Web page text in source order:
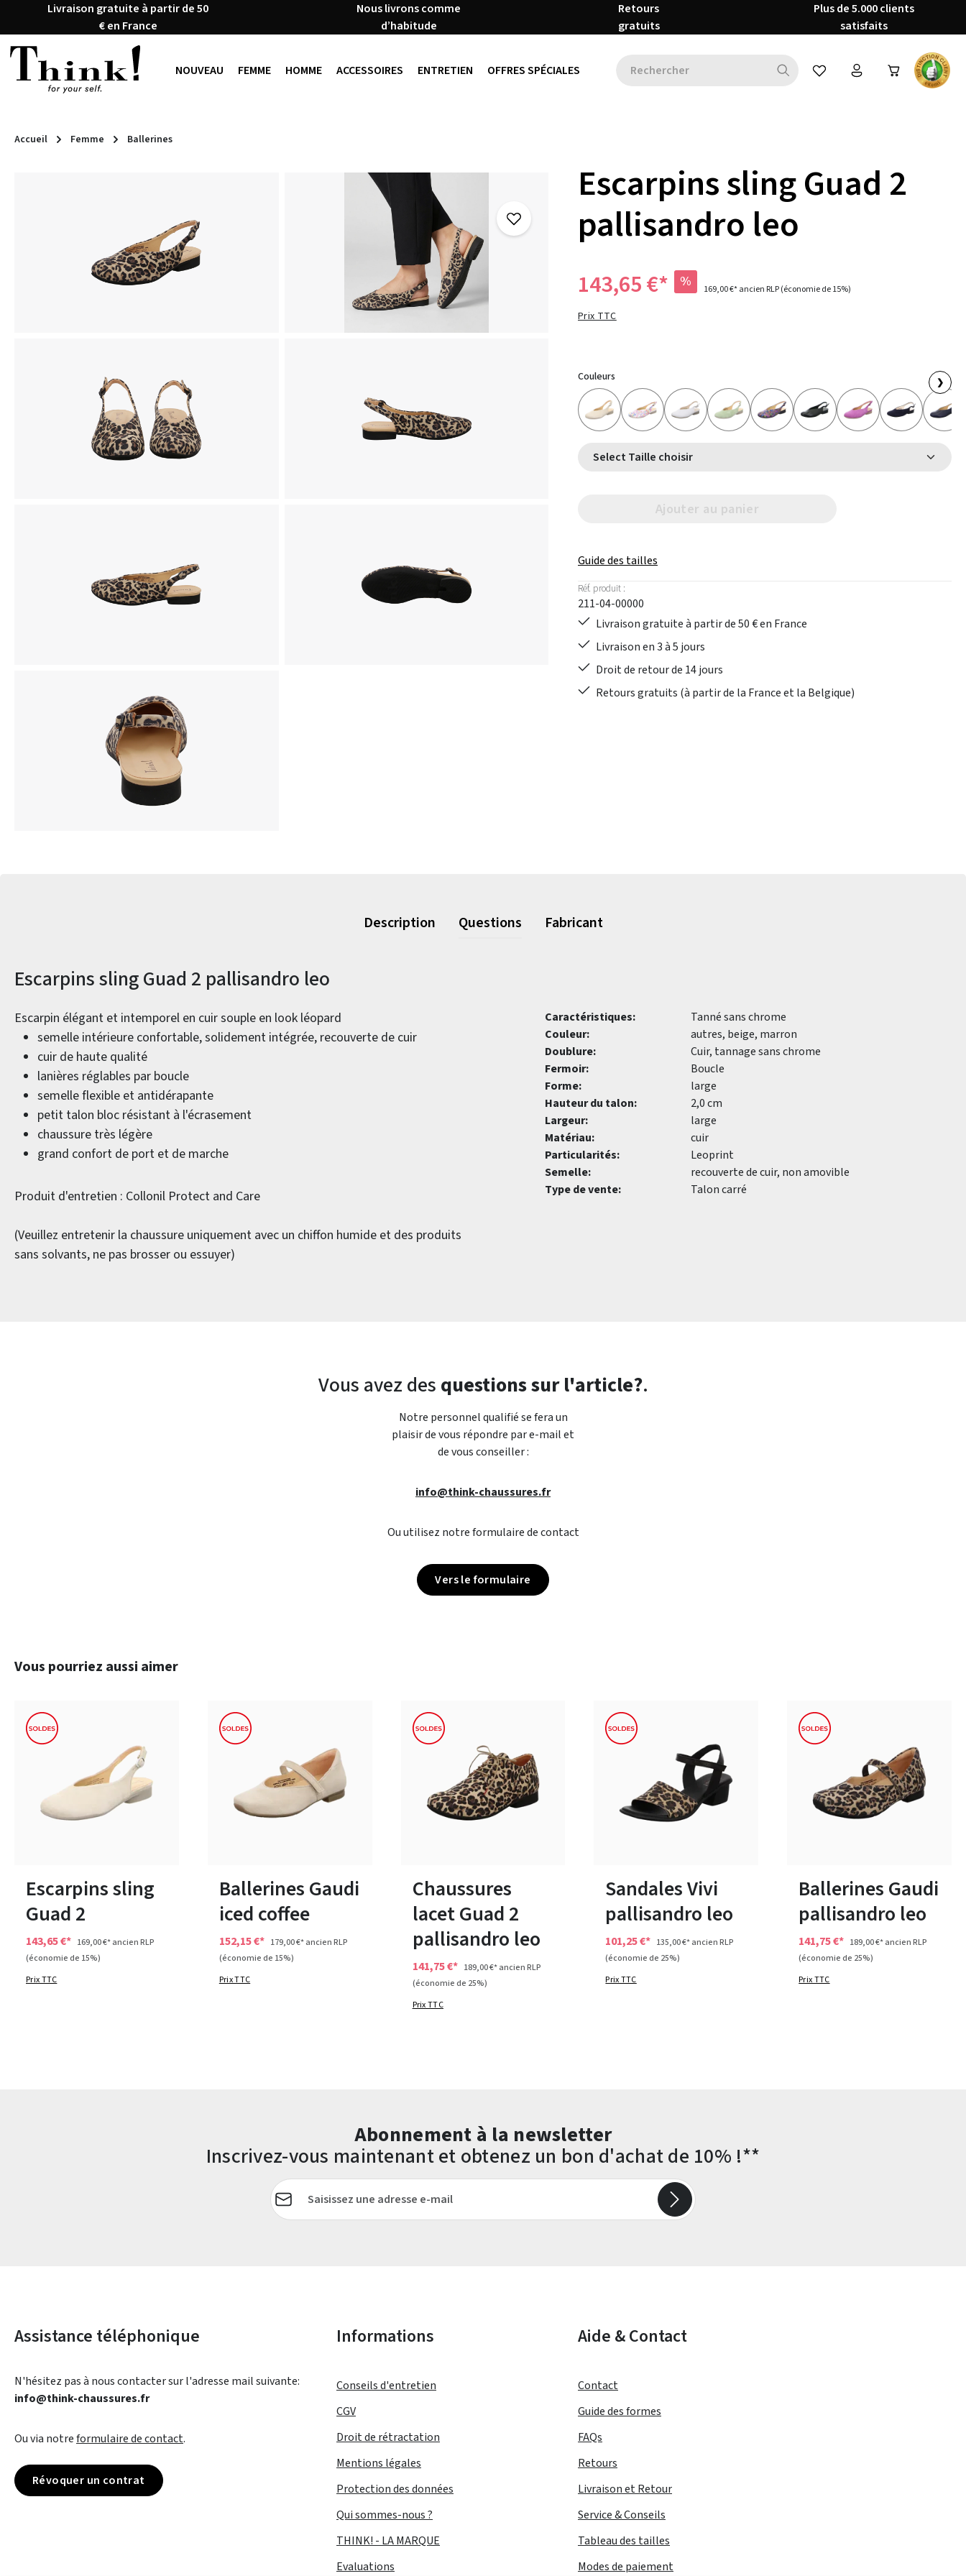
au contenu principal
Passer à la recherche
Passer à la navigation principale
Livraison gratuite à partir de 50
€ en France
Nous livrons comme
d’habitude
Retours
gratuits
Plus de 5.000 clients
satisfaits
NOUVEAU FEMME HOMME ACCESSOIRES ENTRETIEN OFFRES SPÉCIALES Vous avez 0 articles dans votre
Accueil Femme Ballerines
Escarpins sling Guad 2
pallisandro leo
143,65 €* % 169,00 €*ancien RLP(économie de 15%)
Prix TTC
Couleurs ❯
Select Taille choisir
Ajouter au panier
Guide des tailles
Réf. produit :
211-04-00000
Livraison gratuite à partir de 50 € en France
Livraison en 3 à 5 jours
Droit de retour de 14 jours
Retours gratuits (à partir de la France et la Belgique)
Description Questions Fabricant
Informations sur le produit
Escarpins sling Guad 2 pallisandro leo
Escarpin élégant et intemporel en cuir souple en look léopard
semelle intérieure confortable, solidement intégrée, recouverte de cuir
cuir de haute qualité
lanières réglables par boucle
semelle flexible et antidérapante
petit talon bloc résistant à l'écrasement
chaussure très légère
grand confort de port et de marche
Produit d'entretien : Collonil Protect and Care
(Veuillez entretenir la chaussure uniquement avec un chiffon humide et des produits
sans solvants, ne pas brosser ou essuyer)
Caractéristiques:
Tanné sans chrome
Couleur:
autres, beige, marron
Doublure:
Cuir, tannage sans chrome
Fermoir:
Boucle
Forme:
large
Hauteur du talon:
2,0 cm
Largeur:
large
Matériau:
cuir
Particularités:
Leoprint
Semelle:
recouverte de cuir, non amovible
Type de vente:
Talon carré
Vous avez des questions sur l'article?.
Notre personnel qualifié se fera un
plaisir de vous répondre par e-mail et
de vous conseiller :
info@think-chaussures.fr
Ou utilisez notre formulaire de contact
Vers le formulaire
Ignorer la galerie de produits
Vous pourriez aussi aimer
Escarpins sling
Guad 2
143,65 €* 169,00 €*ancien RLP
(économie de 15%)
Prix TTC
Ballerines Gaudi
iced coffee
152,15 €* 179,00 €*ancien RLP
(économie de 15%)
Prix TTC
Chaussures
lacet Guad 2
pallisandro leo
141,75 €* 189,00 €*ancien RLP
(économie de 25%)
Prix TTC
Sandales Vivi
pallisandro leo
101,25 €* 135,00 €*ancien RLP
(économie de 25%)
Prix TTC
Ballerines Gaudi
pallisandro leo
141,75 €* 189,00 €*ancien RLP
(économie de 25%)
Prix TTC
Abonnement à la newsletter
Inscrivez-vous maintenant et obtenez un bon d'achat de 10% !**
Adresse e-mail*
Assistance téléphonique
N'hésitez pas à nous contacter sur l'adresse mail suivante:
info@think-chaussures.fr
Ou via notreformulaire de contact.
Révoquer un contrat
Informations
Conseils d'entretien
CGV
Droit de rétractation
Mentions légales
Protection des données
Qui sommes-nous ?
THINK! - LA MARQUE
Evaluations
Aide & Contact
Contact
Guide des formes
FAQs
Retours
Livraison et Retour
Service & Conseils
Tableau des tailles
Modes de paiement